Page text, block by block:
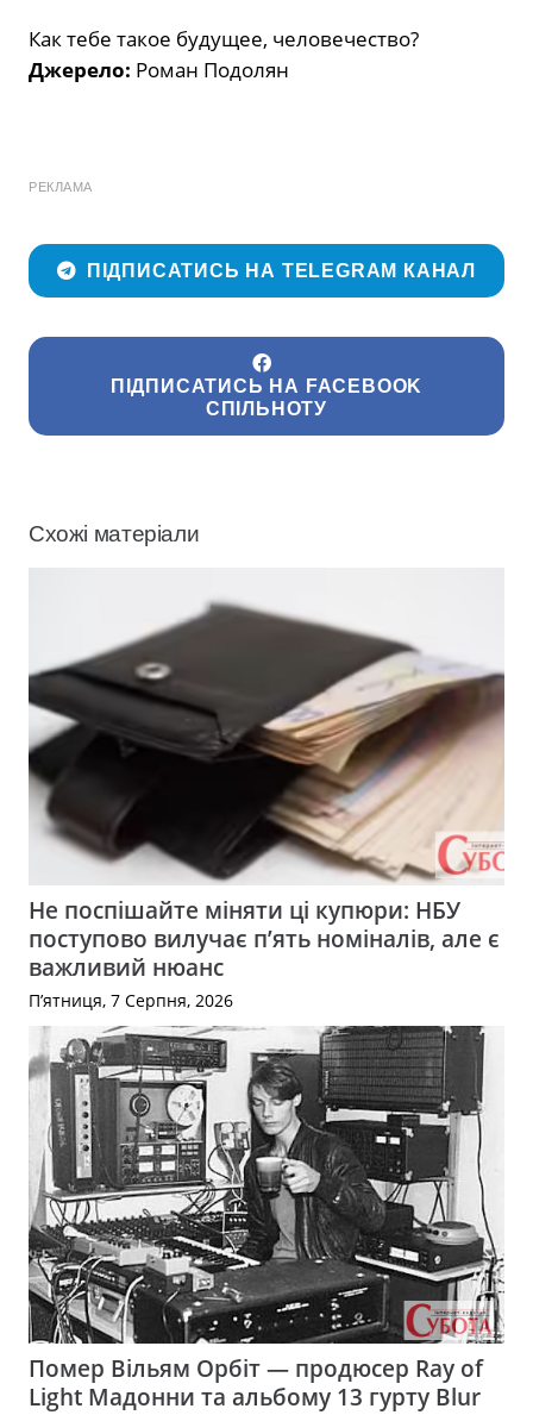
Как тебе такое будущее, человечество?
Джерело: Роман Подолян
РЕКЛАМА
ПІДПИСАТИСЬ НА TELEGRAM КАНАЛ
ПІДПИСАТИСЬ НА FACEBOOK
СПІЛЬНОТУ
Схожі матеріали
Не поспішайте міняти ці купюри: НБУ
поступово вилучає п’ять номіналів, але є
важливий нюанс
П’ятниця, 7 Серпня, 2026
Помер Вільям Орбіт — продюсер Ray of
Light Мадонни та альбому 13 гурту Blur